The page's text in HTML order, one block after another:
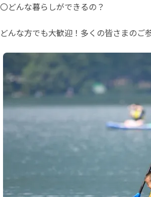
〇どんな暮らしができるの？
どんな方でも大歓迎！多くの皆さまのご